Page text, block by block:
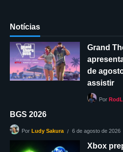
Notícias
Grand
de
assistir
Por
BGS 2026
Por Ludy Sakura 6 de agosto de 2026
Xbox